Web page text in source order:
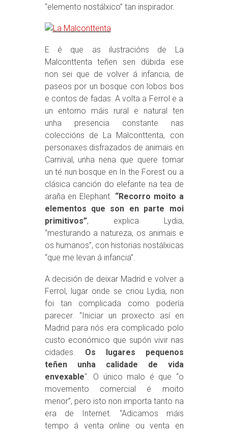
“elemento nostálxico” tan inspirador.
E é que as ilustracións de La
Malconttenta teñen sen dúbida ese
non sei que de volver á infancia, de
paseos por un bosque con lobos bos
e contos de fadas. A volta a Ferrol e a
un entorno máis rural e natural ten
unha presencia constante nas
coleccións de La Malconttenta, con
personaxes disfrazados de animais en
Carnival, unha nena que quere tomar
un té nun bosque en In the Forest ou a
clásica canción do elefante na tea de
araña en Elephant. “Recorro moito a
elementos que son en parte moi
primitivos”, explica Lydia,
“mesturando a natureza, os animais e
os humanos”, con historias nostálxicas
“que me levan á infancia”.
A decisión de deixar Madrid e volver a
Ferrol, lugar onde se criou Lydia, non
foi tan complicada como podería
parecer. “Iniciar un proxecto así en
Madrid para nós era complicado polo
custo económico que supón vivir nas
cidades.
Os lugares pequenos
teñen unha calidade de vida
envexable“. O único malo é que “o
movemento comercial é moito
menor”, pero isto non importa tanto na
era de Internet. “Adicamos máis
tempo á venta online ou venta en